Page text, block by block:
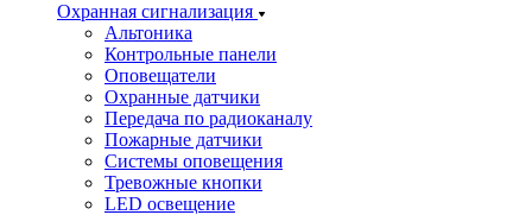
Охранная сигнализация
Альтоника
Контрольные панели
Оповещатели
Охранные датчики
Передача по радиоканалу
Пожарные датчики
Системы оповещения
Тревожные кнопки
LED освещение